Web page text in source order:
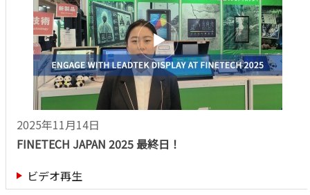
2025年11月14日
FINETECH JAPAN 2025 最終日！
ビデオ再生